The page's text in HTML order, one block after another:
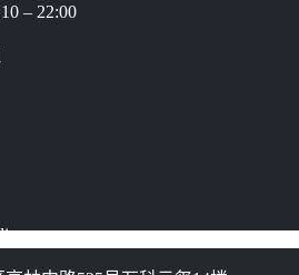
– 22:00